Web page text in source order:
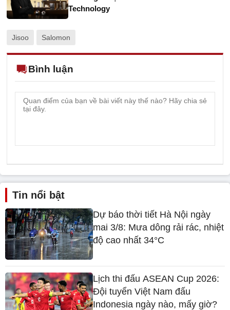
Technology
Jisoo Salomon
Bình luận
Tin nổi bật
Dự báo thời tiết Hà Nội ngày
mai 3/8: Mưa dông rải rác, nhiệt
độ cao nhất 34°C
Lịch thi đấu ASEAN Cup 2026:
Đội tuyển Việt Nam đấu
Indonesia ngày nào, mấy giờ?